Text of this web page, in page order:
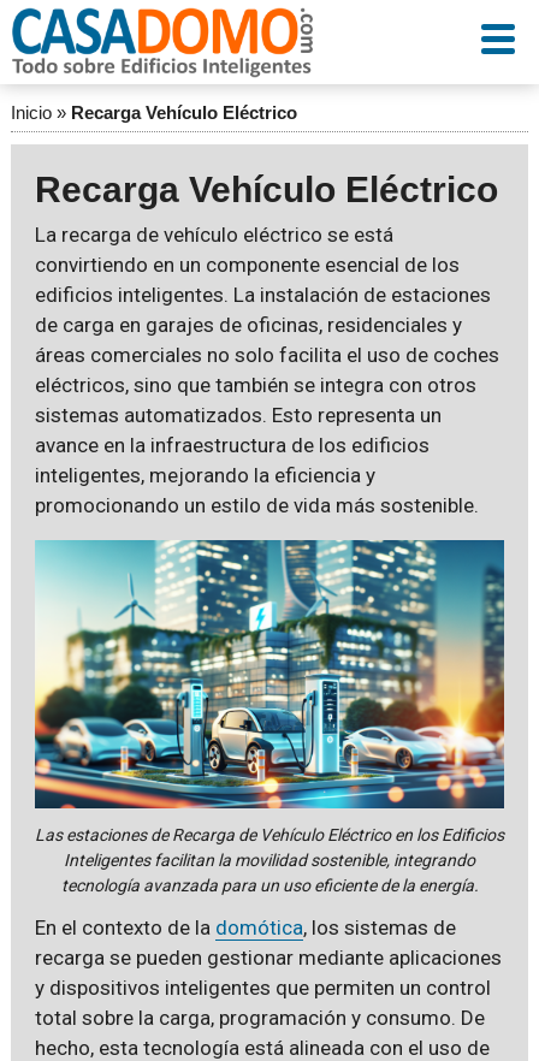
Inicio» Recarga Vehículo Eléctrico
Recarga Vehículo Eléctrico
La recarga de vehículo eléctrico se está
convirtiendo en un componente esencial de los
edificios inteligentes. La instalación de estaciones
de carga en garajes de oficinas, residenciales y
áreas comerciales no solo facilita el uso de coches
eléctricos, sino que también se integra con otros
sistemas automatizados. Esto representa un
avance en la infraestructura de los edificios
inteligentes, mejorando la eficiencia y
promocionando un estilo de vida más sostenible.
Las estaciones de Recarga de Vehículo Eléctrico en los Edificios
Inteligentes facilitan la movilidad sostenible, integrando
tecnología avanzada para un uso eficiente de la energía.
En el contexto de la domótica, los sistemas de
recarga se pueden gestionar mediante aplicaciones
y dispositivos inteligentes que permiten un control
total sobre la carga, programación y consumo. De
hecho, esta tecnología está alineada con el uso de